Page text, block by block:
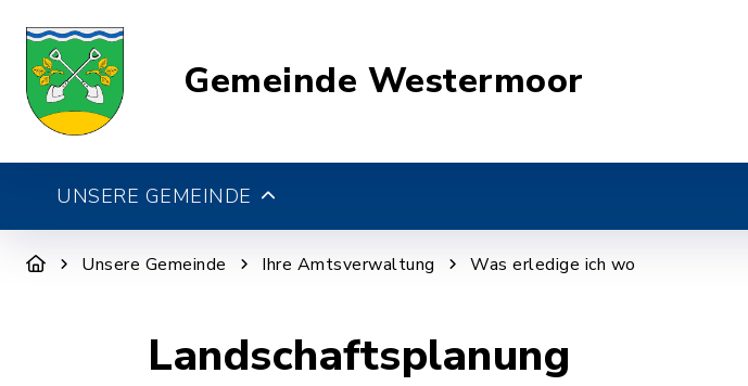
Gemeinde Westermoor
UNSERE GEMEINDE
Unsere Gemeinde Ihre Amtsverwaltung Was erledige ich wo
Landschaftsplanung